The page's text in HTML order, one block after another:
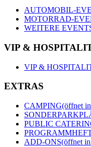
AUTOMOBIL-
MOTORRAD-
WEITERE
VIP &
VIP &
EXTRAS
CAMPING(öffnet
PUBLIC
ADD-ONS(öffnet